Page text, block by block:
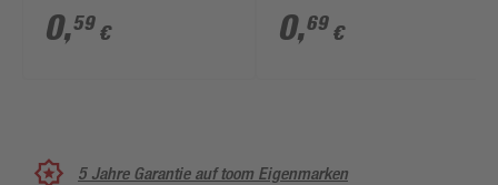
Stück
0,59 € 0,69 €
5 Jahre Garantie auf toom Eigenmarken